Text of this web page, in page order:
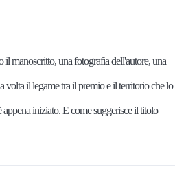
il manoscritto, una fotografia dell'autore, una
volta il legame tra il premio e il territorio che lo
iniziato. E come suggerisce il titolo